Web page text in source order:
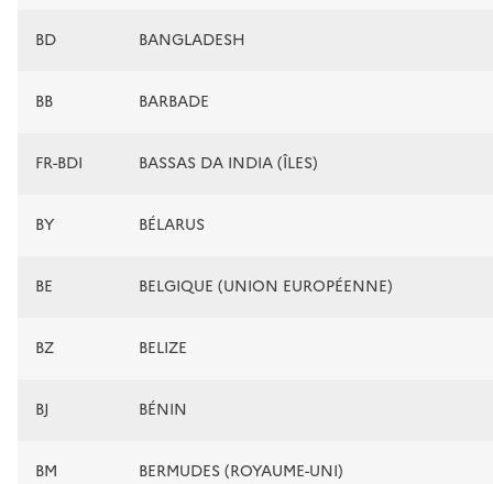
BD BANGLADESH
BB BARBADE
FR-BDI BASSAS DA INDIA (ÎLES)
BY BÉLARUS
BE BELGIQUE (UNION EUROPÉENNE)
BZ BELIZE
BJ BÉNIN
BM BERMUDES (ROYAUME-UNI)